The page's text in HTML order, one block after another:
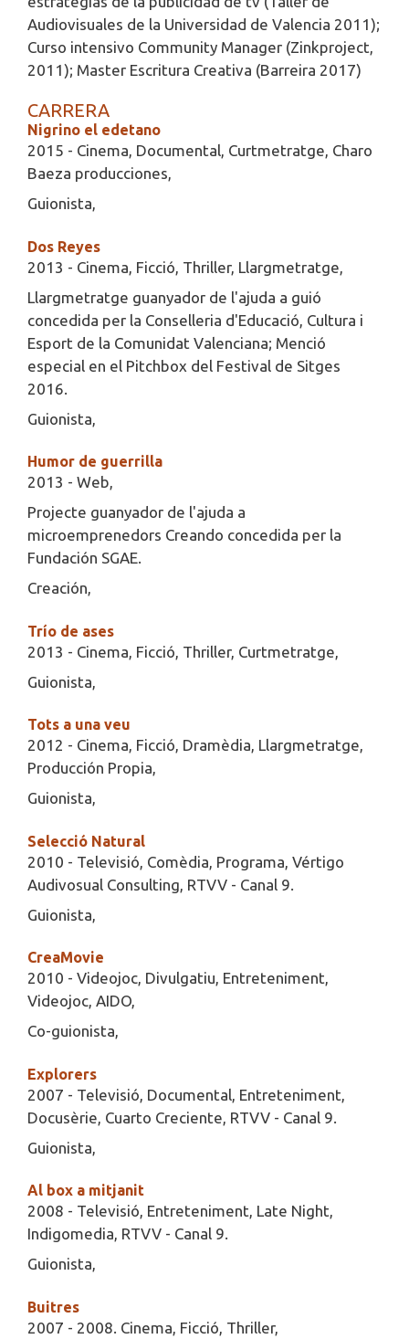
Audiovisuales de la Universidad de Valencia 2011);
Curso intensivo Community Manager (Zinkproject,
2011); Master Escritura Creativa (Barreira 2017)
CARRERA
Nigrino el edetano
2015 - Cinema, Documental, Curtmetratge, Charo
Baeza producciones,
Guionista,
Dos Reyes
2013 - Cinema, Ficció, Thriller, Llargmetratge,
Llargmetratge guanyador de l'ajuda a guió
concedida per la Conselleria d'Educació, Cultura i
Esport de la Comunidat Valenciana; Menció
especial en el Pitchbox del Festival de Sitges
2016.
Guionista,
Humor de guerrilla
2013 - Web,
Projecte guanyador de l'ajuda a
microemprenedors Creando concedida per la
Fundación SGAE.
Creación,
Trío de ases
2013 - Cinema, Ficció, Thriller, Curtmetratge,
Guionista,
Tots a una veu
2012 - Cinema, Ficció, Dramèdia, Llargmetratge,
Producción Propia,
Guionista,
Selecció Natural
2010 - Televisió, Comèdia, Programa, Vértigo
Audivosual Consulting, RTVV - Canal 9.
Guionista,
CreaMovie
2010 - Videojoc, Divulgatiu, Entreteniment,
Videojoc, AIDO,
Co-guionista,
Explorers
2007 - Televisió, Documental, Entreteniment,
Docusèrie, Cuarto Creciente, RTVV - Canal 9.
Guionista,
Al box a mitjanit
2008 - Televisió, Entreteniment, Late Night,
Indigomedia, RTVV - Canal 9.
Guionista,
Buitres
2007 - 2008. Cinema, Ficció, Thriller,